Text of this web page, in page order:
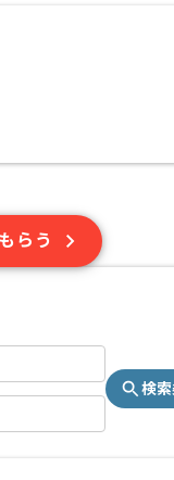
らう
検